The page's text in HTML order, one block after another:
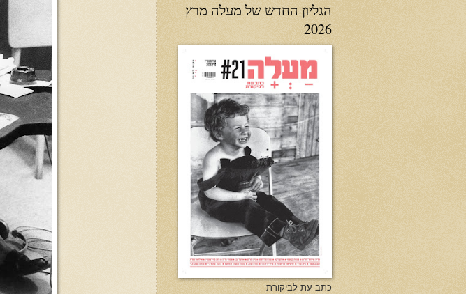
הגליון החדש של מעלה מרץ
2026
כתב עת לביקורת